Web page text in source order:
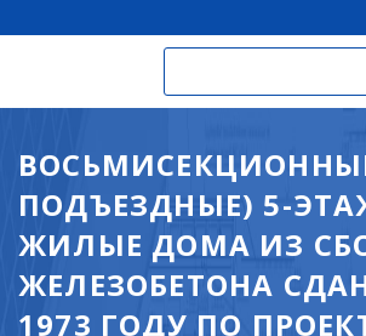
ПОДЪЕЗДНЫЕ) 5-
ЖИЛЫЕ ДОМА ИЗ
ЖЕЛЕЗОБЕТОНА
1973 ГОДУ ПО